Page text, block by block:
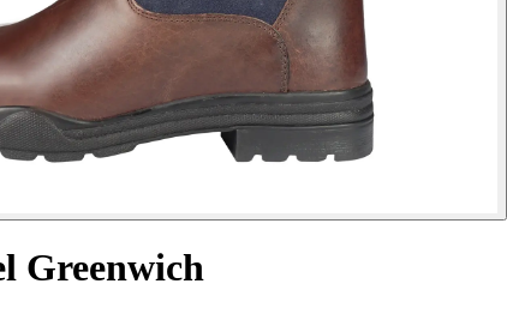
Greenwich